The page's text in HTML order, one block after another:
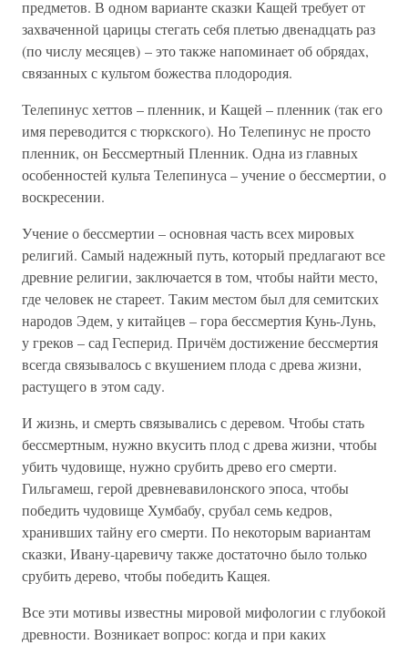
предметов. В одном варианте сказки Кащей требует от
захваченной царицы стегать себя плетью двенадцать раз
(по числу месяцев) – это также напоминает об обрядах,
связанных с культом божества плодородия.
Телепинус хеттов – пленник, и Кащей – пленник (так его
имя переводится с тюркского). Но Телепинус не просто
пленник, он Бессмертный Пленник. Одна из главных
особенностей культа Телепинуса – учение о бессмертии, о
воскресении.
Учение о бессмертии – основная часть всех мировых
религий. Самый надежный путь, который предлагают все
древние религии, заключается в том, чтобы найти место,
где человек не стареет. Таким местом был для семитских
народов Эдем, у китайцев – гора бессмертия Кунь-Лунь,
у греков – сад Гесперид. Причём достижение бессмертия
всегда связывалось с вкушением плода с древа жизни,
растущего в этом саду.
И жизнь, и смерть связывались с деревом. Чтобы стать
бессмертным, нужно вкусить плод с древа жизни, чтобы
убить чудовище, нужно срубить древо его смерти.
Гильгамеш, герой древневавилонского эпоса, чтобы
победить чудовище Хумбабу, срубал семь кедров,
хранивших тайну его смерти. По некоторым вариантам
сказки, Ивану-царевичу также достаточно было только
срубить дерево, чтобы победить Кащея.
Все эти мотивы известны мировой мифологии с глубокой
древности. Возникает вопрос: когда и при каких